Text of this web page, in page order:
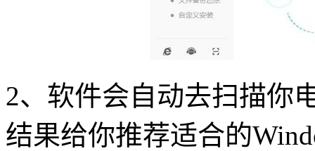
2、软件会自动去扫描你
结果给你推荐适合的